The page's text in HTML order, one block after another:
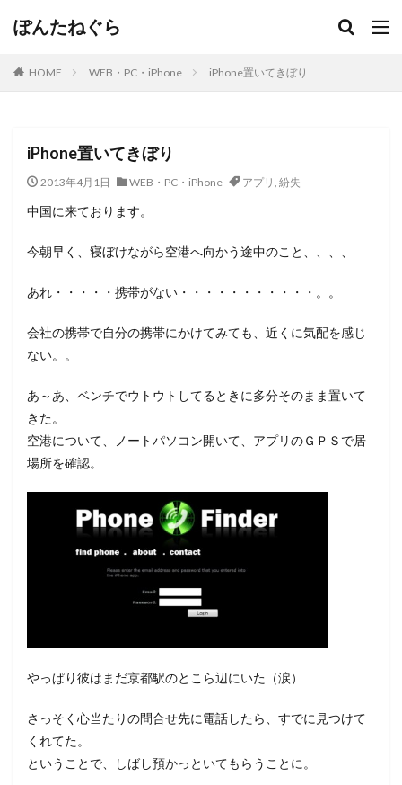
ぽんたねぐら
HOME WEB・PC・iPhone iPhone置いてきぼり
iPhone置いてきぼり
2013年4月1日 WEB・PC・iPhone アプリ , 紛失
中国に来ております。
今朝早く、寝ぼけながら空港へ向かう途中のこと、、、、
あれ・・・・・携帯がない・・・・・・・・・・・。。
会社の携帯で自分の携帯にかけてみても、近くに気配を感じ
ない。。
あ～あ、ベンチでウトウトしてるときに多分そのまま置いて
きた。
空港について、ノートパソコン開いて、アプリのＧＰＳで居
場所を確認。
やっぱり彼はまだ京都駅のとこら辺にいた（涙）
さっそく心当たりの問合せ先に電話したら、すでに見つけて
くれてた。
ということで、しばし預かっといてもらうことに。